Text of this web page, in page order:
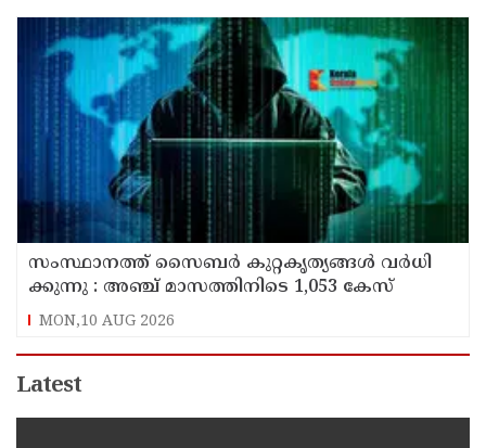
സം​സ്ഥാ​ന​ത്ത് സൈ​ബ​ര്‍ കു​റ്റ​കൃ​ത്യ​ങ്ങ​ൾ വ​ർ​ധി​
ക്കു​ന്നു : അഞ്ച്​ മാസത്തിനിടെ 1,053 കേസ്
MON,10 AUG 2026
Latest